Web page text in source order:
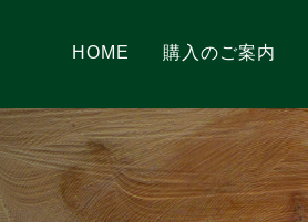
HOME 購入のご案内